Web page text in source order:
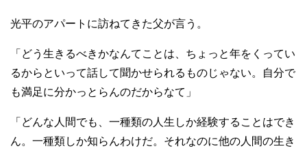
光平のアパートに訪ねてきた父が言う。
「どう生きるべきかなんてことは、ちょっと年をくってい
るからといって話して聞かせられるものじゃない。自分で
も満足に分かっとらんのだからなて」
「どんな人間でも、一種類の人生しか経験することはでき
ん。一種類しか知らんわけだ。それなのに他の人間の生き